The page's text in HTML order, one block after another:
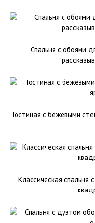
Спальня с обоями
Гостиная с бежевыми
Классическая спальня